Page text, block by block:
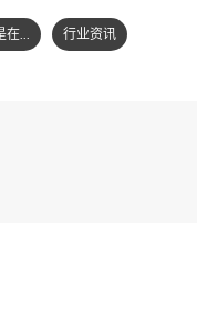
在... 行业资讯